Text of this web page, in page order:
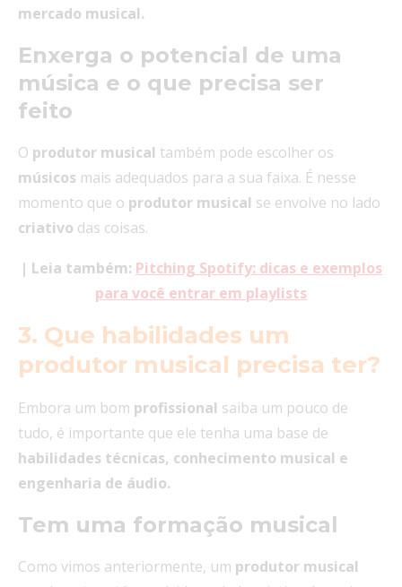
mercado musical.
Enxerga o potencial de uma
música e o que precisa ser
feito
O produtor musical também pode escolher os
músicos mais adequados para a sua faixa. É nesse
momento que o produtor musical se envolve no lado
criativo das coisas.
| Leia também: Pitching Spotify: dicas e exemplos
para você entrar em playlists
3. Que habilidades um
produtor musical precisa ter?
Embora um bom profissional saiba um pouco de
tudo, é importante que ele tenha uma base de
habilidades técnicas, conhecimento musical e
engenharia de áudio.
Tem uma formação musical
Como vimos anteriormente, um produtor musical